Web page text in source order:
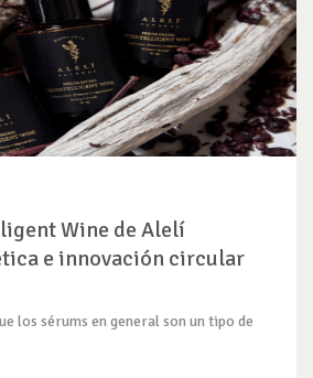
Wine de Alelí
e innovación circular
los sérums en general son un tipo de